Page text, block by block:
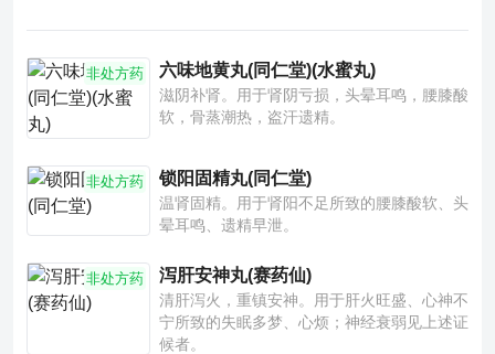
非处方药 六味地黄丸(同仁堂)(水蜜丸)
滋阴补肾。用于肾阴亏损，头晕耳鸣，腰膝酸
软，骨蒸潮热，盗汗遗精。
非处方药 锁阳固精丸(同仁堂)
温肾固精。用于肾阳不足所致的腰膝酸软、头
晕耳鸣、遗精早泄。
非处方药 泻肝安神丸(赛药仙)
清肝泻火，重镇安神。用于肝火旺盛、心神不
宁所致的失眠多梦、心烦；神经衰弱见上述证
候者。